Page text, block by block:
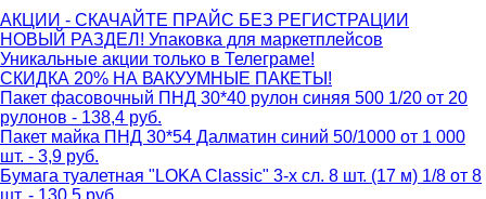
АКЦИИ - СКАЧАЙТЕ ПРАЙС БЕЗ РЕГИСТРАЦИИ
НОВЫЙ РАЗДЕЛ! Упаковка для маркетплейсов
Уникальные акции только в Телеграме!
СКИДКА 20% НА ВАКУУМНЫЕ ПАКЕТЫ!
Пакет фасовочный ПНД 30*40 рулон синяя 500 1/20 от 20
рулонов - 138,4 руб.
Пакет майка ПНД 30*54 Далматин синий 50/1000 от 1 000
шт. - 3,9 руб.
Бумага туалетная "LOKA Classic" 3-х сл. 8 шт. (17 м) 1/8 от 8